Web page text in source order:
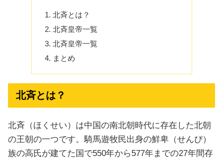
北斉とは？
北斉皇帝一覧
北斉皇帝一覧
まとめ
北斉とは？
北斉（ほくせい）は中国の南北朝時代に存在した北朝
の王朝の一つです。騎馬遊牧民出身の鮮卑（せんぴ）
族の高氏が建てた国で550年から577年までの27年間存